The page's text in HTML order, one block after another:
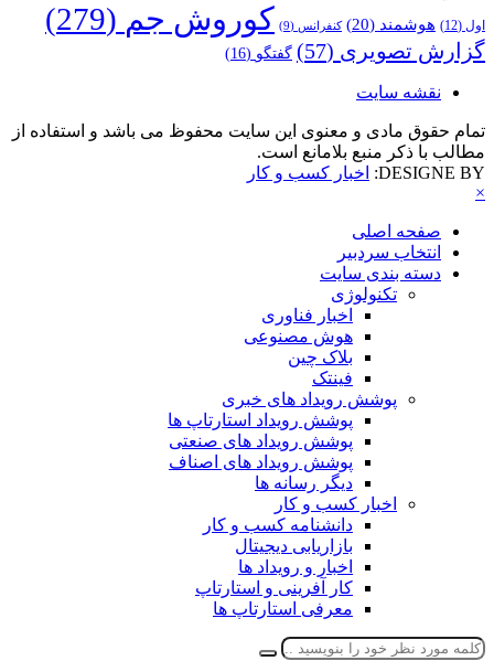
اول (12) هوشمند (20) کنفرانس (9) کوروش جم (279)
گزارش تصویری (57) گفتگو (16)
نقشه سایت
تمام حقوق مادی و معنوی این سایت محفوظ می باشد و استفاده از
مطالب با ذکر منبع بلامانع است.
DESIGNE BY:
اخبار کسب و کار
×
صفحه اصلی
انتخاب سردبیر
دسته بندی سایت
تکنولوژی
اخبار فناوری
هوش مصنوعی
بلاک چین
فینتک
پوشش رویداد های خبری
پوشش رویداد استارتاپ ها
پوشش رویداد های صنعتی
پوشش رویداد های اصناف
دیگر رسانه ها
اخبار کسب و کار
دانشنامه کسب و کار
بازاریابی دیجیتال
اخبار و رویداد ها
کار آفرینی و استارتاپ
معرفی استارتاپ ها